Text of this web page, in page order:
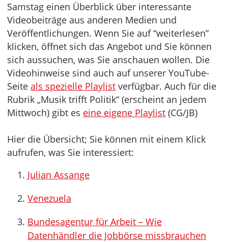
Samstag einen Überblick über interessante
Videobeiträge aus anderen Medien und
Veröffentlichungen. Wenn Sie auf “weiterlesen”
klicken, öffnet sich das Angebot und Sie können
sich aussuchen, was Sie anschauen wollen. Die
Videohinweise sind auch auf unserer YouTube-
Seite als spezielle Playlist verfügbar. Auch für die
Rubrik „Musik trifft Politik“ (erscheint an jedem
Mittwoch) gibt es eine eigene Playlist (CG/JB)
Hier die Übersicht; Sie können mit einem Klick
aufrufen, was Sie interessiert:
Julian Assange
Venezuela
Bundesagentur für Arbeit – Wie
Datenhändler die Jobbörse missbrauchen